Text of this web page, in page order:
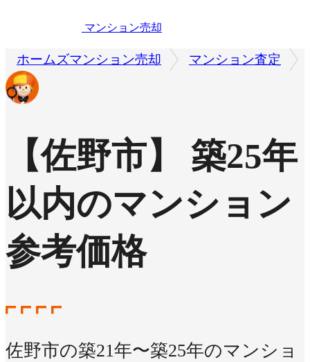
マンション売却
ホームズマンション売却 マンション査定
【佐野市】 築25年
以内のマンション
参考価格
佐野市の築21年〜築25年のマンショ